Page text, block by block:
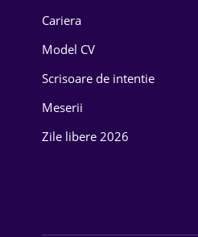
Energetică
Farma
Cariera
Model CV
Scrisoare de intentie
Meserii
Zile libere 2026